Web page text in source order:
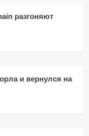
разгоняют
и вернулся на